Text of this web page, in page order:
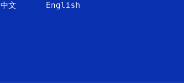
中文 English